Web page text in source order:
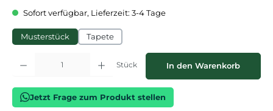
Sofort verfügbar, Lieferzeit: 3-4 Tage
Musterstück Tapete
Produkt Anzahl: Gib den gewünschten Wert ein oder benutze die
Stück In den Warenkorb
Jetzt Frage zum Produkt stellen